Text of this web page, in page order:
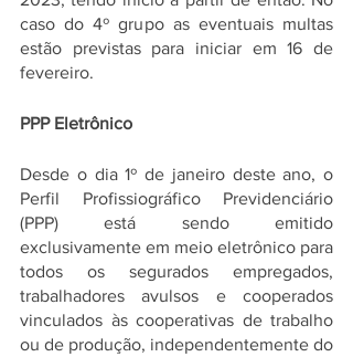
caso do 4º grupo as eventuais multas
estão previstas para iniciar em 16 de
fevereiro.
PPP Eletrônico
Desde o dia 1º de janeiro deste ano, o
Perfil Profissiográfico Previdenciário
(PPP) está sendo emitido
exclusivamente em meio eletrônico para
todos os segurados empregados,
trabalhadores avulsos e cooperados
vinculados às cooperativas de trabalho
ou de produção, independentemente do